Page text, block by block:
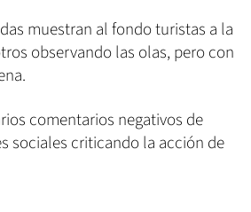
muestran al fondo turistas a la
observando las olas, pero con
comentarios negativos de
sociales criticando la acción de